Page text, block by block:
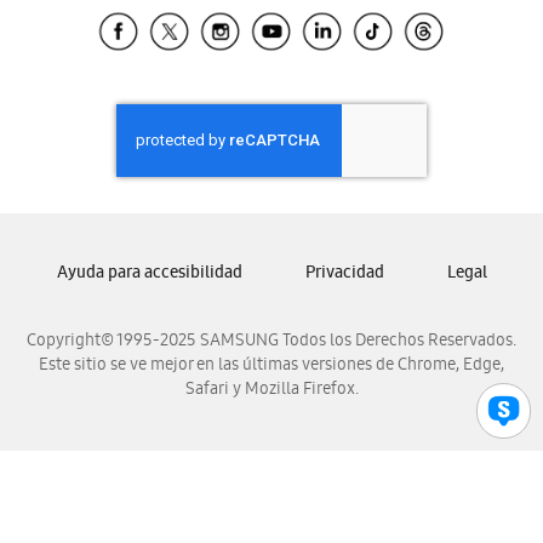
Samsung El Salvador
Samsung Honduras
Samsung Nicaragua
Samsung Panamá
Samsung Venezuela
Copyright© 1995-2025 SAMSUNG Todos los Derechos Reservados.
Este sitio se ve mejor en las últimas versiones de Chrome, Edge,
Safari y Mozilla Firefox.
Ayuda para accesibilidad Privacidad Legal